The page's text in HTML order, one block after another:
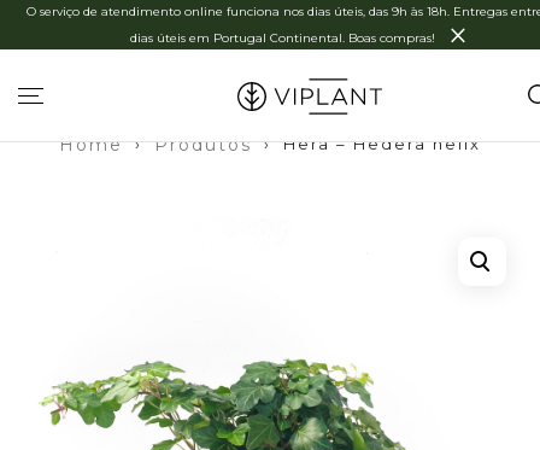
O serviço de atendimento online funciona nos dias úteis, das 9h às 18h. Entregas
dias úteis em Portugal Continental. Boas compras!
×
Home › Produtos › Hera – Hedera helix